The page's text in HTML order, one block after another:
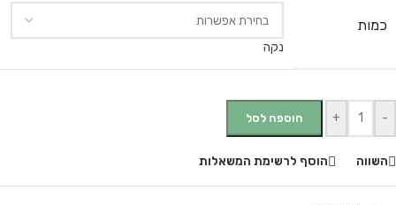
כמות
נקה
-
+ הוספה לסל
השווה הוסף לרשימת המשאלות